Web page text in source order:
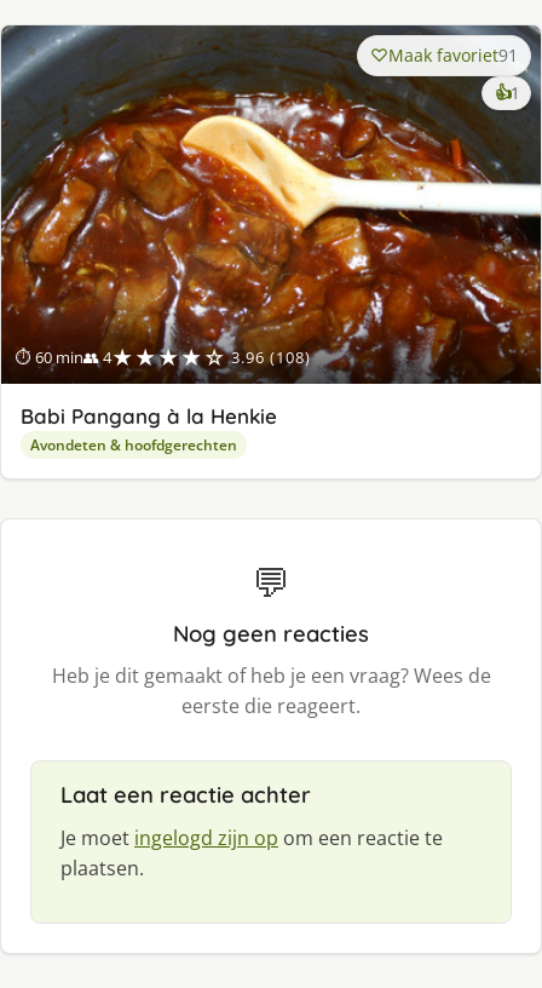
⏱ 60 min👥 4★★★★☆ 3.96 (108)
Maak favoriet91
👍1
Babi Pangang à la Henkie
Avondeten & hoofdgerechten
💬
Nog geen reacties
Heb je dit gemaakt of heb je een vraag? Wees de
eerste die reageert.
Laat een reactie achter
Je moet ingelogd zijn op om een reactie te
plaatsen.